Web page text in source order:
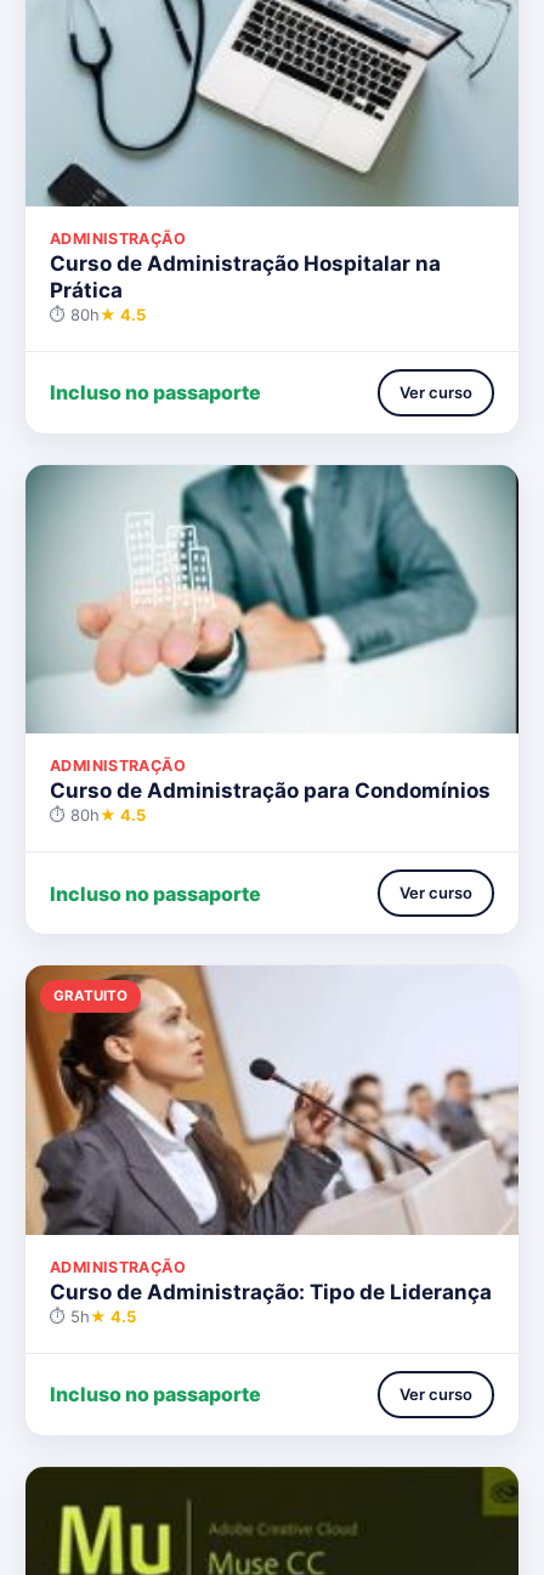
ADMINISTRAÇÃO
Curso de Administração Hospitalar na
Prática
⏱ 80h★ 4.5
Incluso no passaporte Ver curso
ADMINISTRAÇÃO
Curso de Administração para Condomínios
⏱ 80h★ 4.5
Incluso no passaporte Ver curso
GRATUITO
ADMINISTRAÇÃO
Curso de Administração: Tipo de Liderança
⏱ 5h★ 4.5
Incluso no passaporte Ver curso